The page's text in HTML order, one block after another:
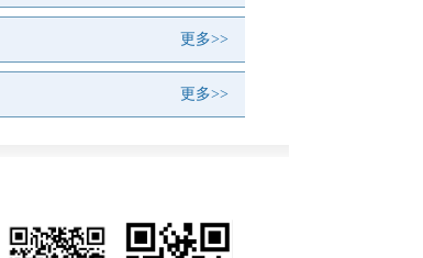
更多>>
更多>>